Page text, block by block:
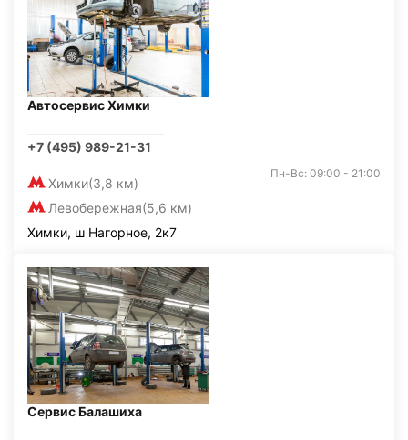
Автосервис Химки
+7 (495) 989-21-31
Химки(3,8 км)
Левобережная(5,6 км)
Пн-Вс: 09:00 - 21:00
Химки, ш Нагорное, 2к7
Сервис Балашиха